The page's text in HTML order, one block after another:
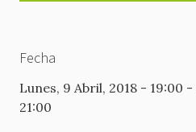
Fecha
Lunes, 9 Abril, 2018 - 19:00 -
21:00